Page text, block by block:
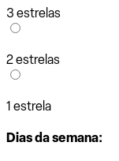
3 estrelas
2 estrelas
1 estrela
Dias da semana: